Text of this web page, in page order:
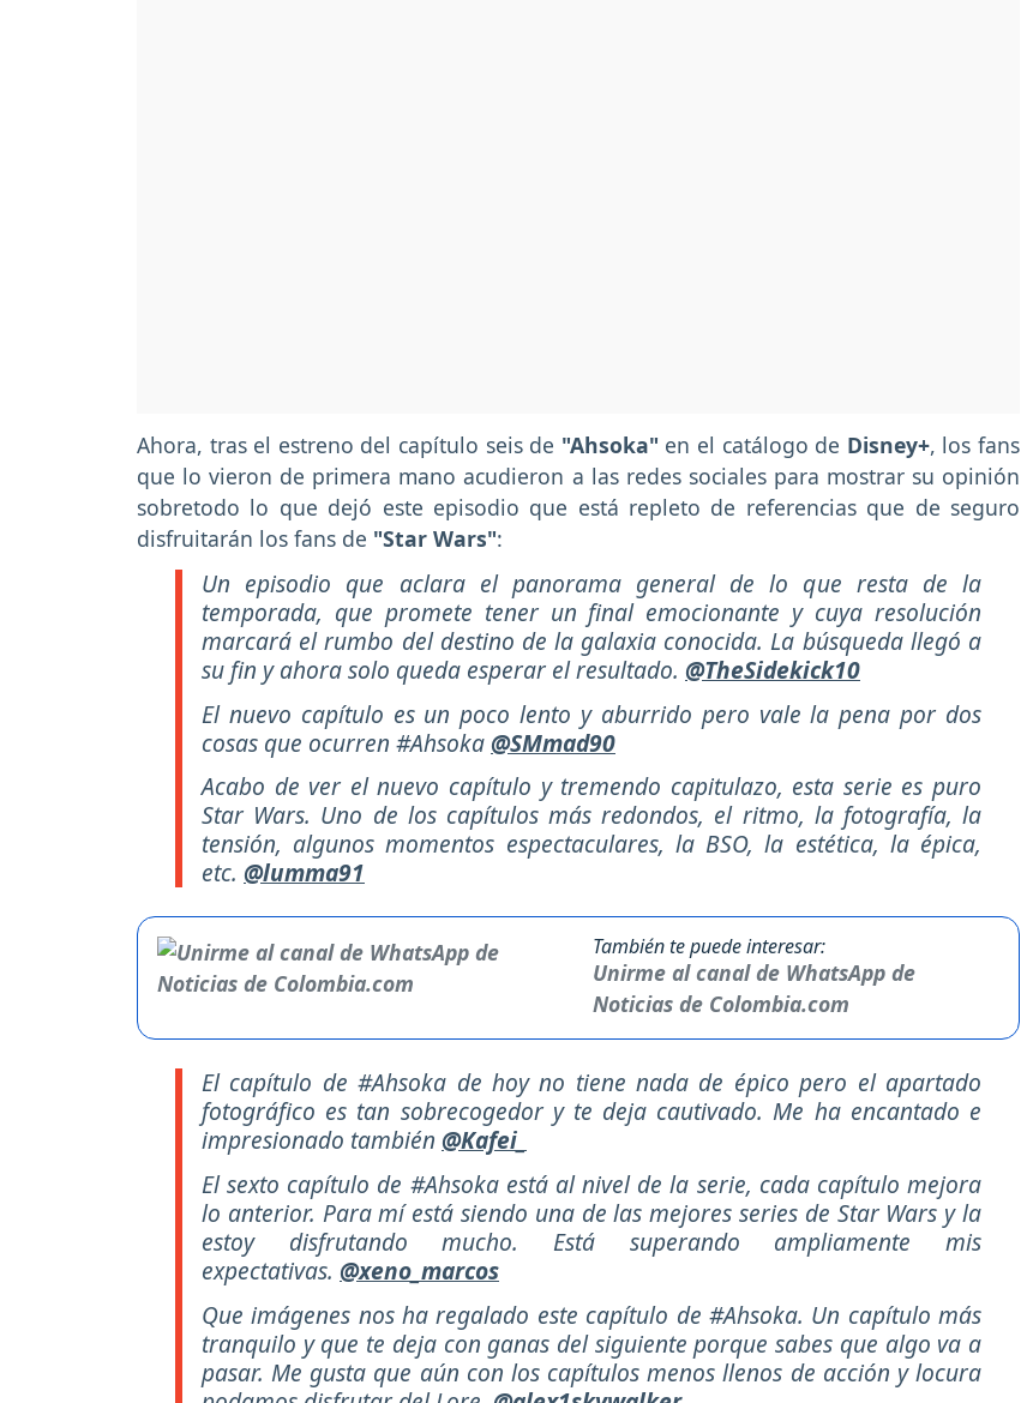
Ahora, tras el estreno del capítulo seis de "Ahsoka" en el catálogo de Disney+, los fans
que lo vieron de primera mano acudieron a las redes sociales para mostrar su opinión
sobretodo lo que dejó este episodio que está repleto de referencias que de seguro
disfruitarán los fans de "Star Wars":
Un episodio que aclara el panorama general de lo que resta de la
temporada, que promete tener un final emocionante y cuya resolución
marcará el rumbo del destino de la galaxia conocida. La búsqueda llegó a
su fin y ahora solo queda esperar el resultado. @TheSidekick10
El nuevo capítulo es un poco lento y aburrido pero vale la pena por dos
cosas que ocurren #Ahsoka @SMmad90
Acabo de ver el nuevo capítulo y tremendo capitulazo, esta serie es puro
Star Wars. Uno de los capítulos más redondos, el ritmo, la fotografía, la
tensión, algunos momentos espectaculares, la BSO, la estética, la épica,
etc. @lumma91
También te puede interesar:
Unirme al canal de WhatsApp de
Noticias de Colombia.com
El capítulo de #Ahsoka de hoy no tiene nada de épico pero el apartado
fotográfico es tan sobrecogedor y te deja cautivado. Me ha encantado e
impresionado también @Kafei_
El sexto capítulo de #Ahsoka está al nivel de la serie, cada capítulo mejora
lo anterior. Para mí está siendo una de las mejores series de Star Wars y la
estoy disfrutando mucho. Está superando ampliamente mis
expectativas. @xeno_marcos
Que imágenes nos ha regalado este capítulo de #Ahsoka. Un capítulo más
tranquilo y que te deja con ganas del siguiente porque sabes que algo va a
pasar. Me gusta que aún con los capítulos menos llenos de acción y locura